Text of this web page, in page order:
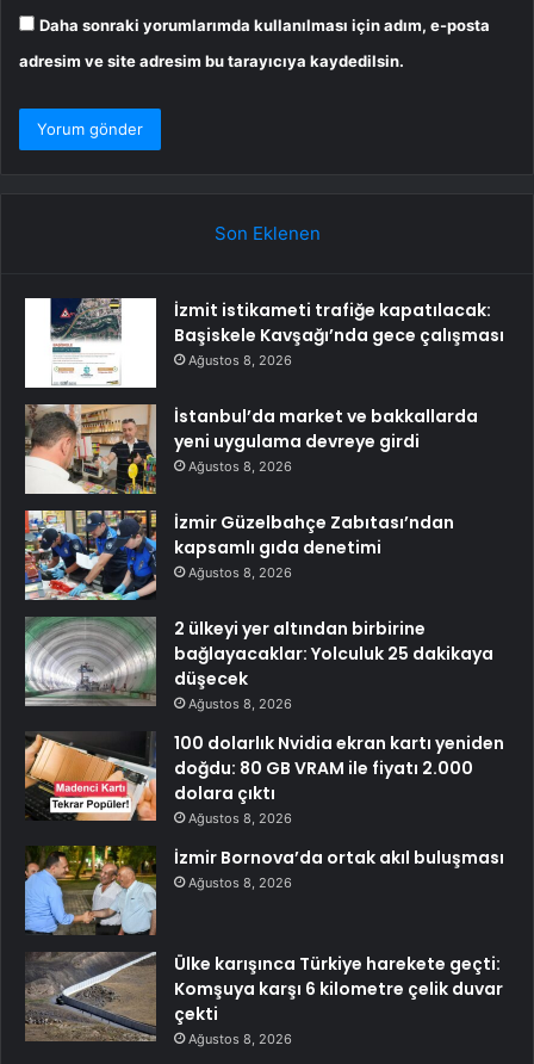
Daha sonraki yorumlarımda kullanılması için adım, e-posta
adresim ve site adresim bu tarayıcıya kaydedilsin.
Son Eklenen
İzmit istikameti trafiğe kapatılacak:
Başiskele Kavşağı’nda gece çalışması
Ağustos 8, 2026
İstanbul’da market ve bakkallarda
yeni uygulama devreye girdi
Ağustos 8, 2026
İzmir Güzelbahçe Zabıtası’ndan
kapsamlı gıda denetimi
Ağustos 8, 2026
2 ülkeyi yer altından birbirine
bağlayacaklar: Yolculuk 25 dakikaya
düşecek
Ağustos 8, 2026
100 dolarlık Nvidia ekran kartı yeniden
doğdu: 80 GB VRAM ile fiyatı 2.000
dolara çıktı
Ağustos 8, 2026
İzmir Bornova’da ortak akıl buluşması
Ağustos 8, 2026
Ülke karışınca Türkiye harekete geçti:
Komşuya karşı 6 kilometre çelik duvar
çekti
Ağustos 8, 2026